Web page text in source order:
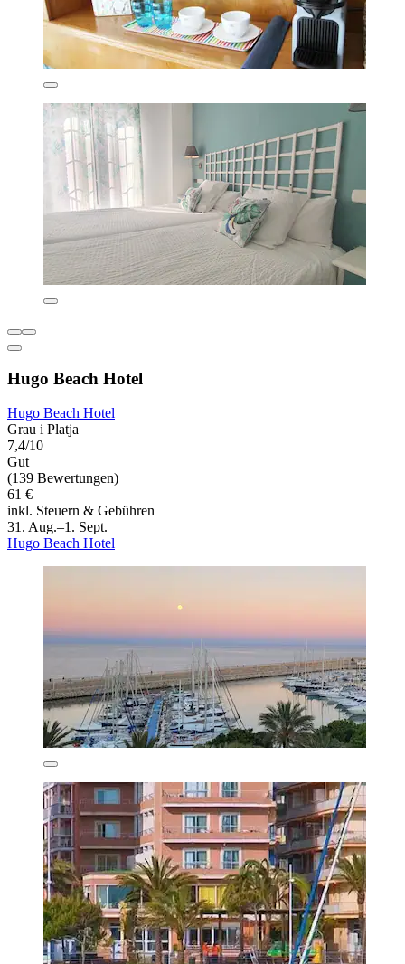
Hugo Beach Hotel
Hugo Beach Hotel
Grau i Platja
7,4/10
Gut
(139 Bewertungen)
61 €
inkl. Steuern & Gebühren
31. Aug.–1. Sept.
Hugo Beach Hotel